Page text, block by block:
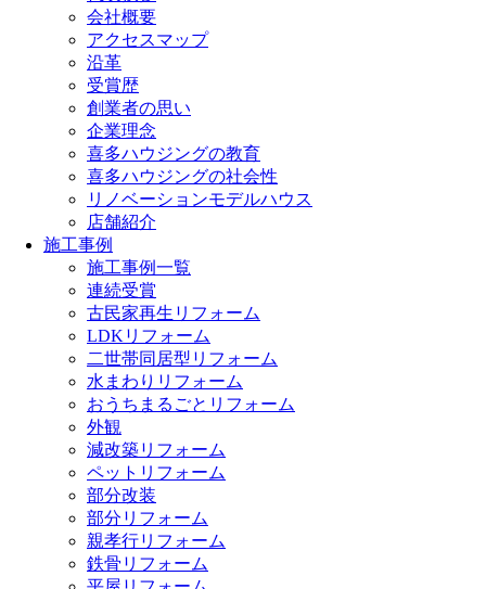
会社概要
アクセスマップ
沿革
受賞歴
創業者の思い
企業理念
喜多ハウジングの教育
喜多ハウジングの社会性
リノベーションモデルハウス
店舗紹介
施工事例
施工事例一覧
連続受賞
古民家再生リフォーム
LDKリフォーム
二世帯同居型リフォーム
水まわりリフォーム
おうちまるごとリフォーム
外観
減改築リフォーム
ペットリフォーム
部分改装
部分リフォーム
親孝行リフォーム
鉄骨リフォーム